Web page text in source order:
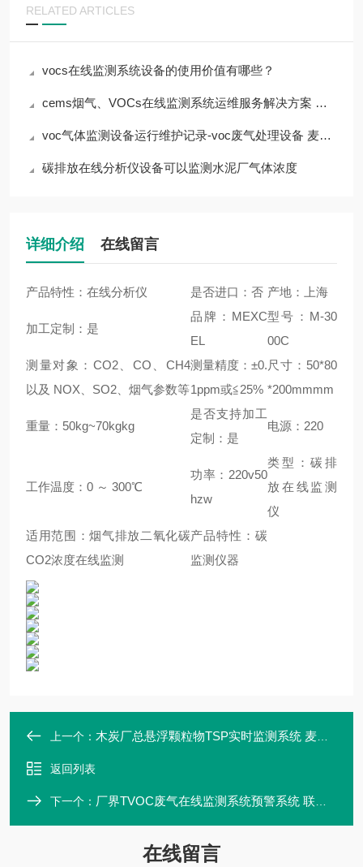
RELATED ARTICLES
vocs在线监测系统设备的使用价值有哪些？
cems烟气、VOCs在线监测系统运维服务解决方案 上海麦越
voc气体监测设备运行维护记录-voc废气处理设备 麦越环境
碳排放在线分析仪设备可以监测水泥厂气体浓度
详细介绍 在线留言
产品特性：在线分析仪 是否进口：否 产地：上海
加工定制：是
品牌：MEXC
EL
型号：M-30
00C
测量对象：CO2、CO、CH4
以及 NOX、SO2、烟气参数等
测量精度：±0.
1ppm或≦25%
尺寸：50*80
*200mmmm
重量：50kg~70kgkg
是否支持加工
定制：是
电源：220
工作温度：0 ～ 300℃
功率：220v50
hzw
类型：碳排
放在线监测
仪
适用范围：烟气排放二氧化碳
CO2浓度在线监测
产品特性：碳
监测仪器
上一个： 木炭厂总悬浮颗粒物TSP实时监测系统 麦越M-2060型
返回列表
下一个： 厂界TVOC废气在线监测系统预警系统 联网 麦越M-2060
在线留言